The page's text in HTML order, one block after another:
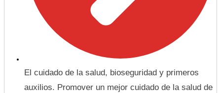
El cuidado de la salud, bioseguridad y primeros
auxilios. Promover un mejor cuidado de la salud de